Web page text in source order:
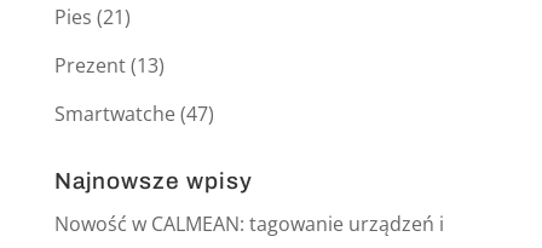
Pies (21)
Prezent(13)
Smartwatche(47)
Najnowsze wpisy
Nowość w CALMEAN: tagowanie urządzeń i